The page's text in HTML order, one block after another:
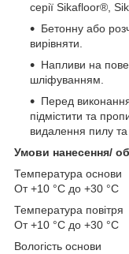
серії Sikafloor®,
Бетонну або
вирівняти.
Напливи на
шліфуванням.
Перед
підмістити та
видалення пилу та
Умови нанесення/
Температура основи
От +10 °C до +30 °C
Температура повітря
От +10 °C до +30 °C
Вологість основи